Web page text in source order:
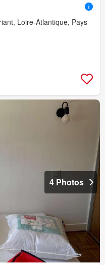
Loire-Atlantique, Pays
4 Photos